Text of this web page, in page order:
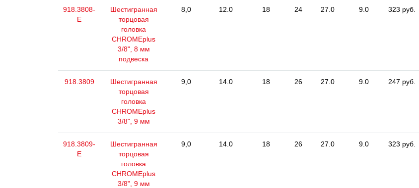
918.3808-
E
Шестигранная
торцовая
головка
CHROMEplus
3/8", 8 мм
подвеска
8,0 12.0 18 24 27.0 9.0 323 руб.
918.3809
Шестигранная
торцовая
головка
CHROMEplus
3/8", 9 мм
9,0 14.0 18 26 27.0 9.0 247 руб.
918.3809-
E
Шестигранная
торцовая
головка
CHROMEplus
3/8", 9 мм
9,0 14.0 18 26 27.0 9.0 323 руб.